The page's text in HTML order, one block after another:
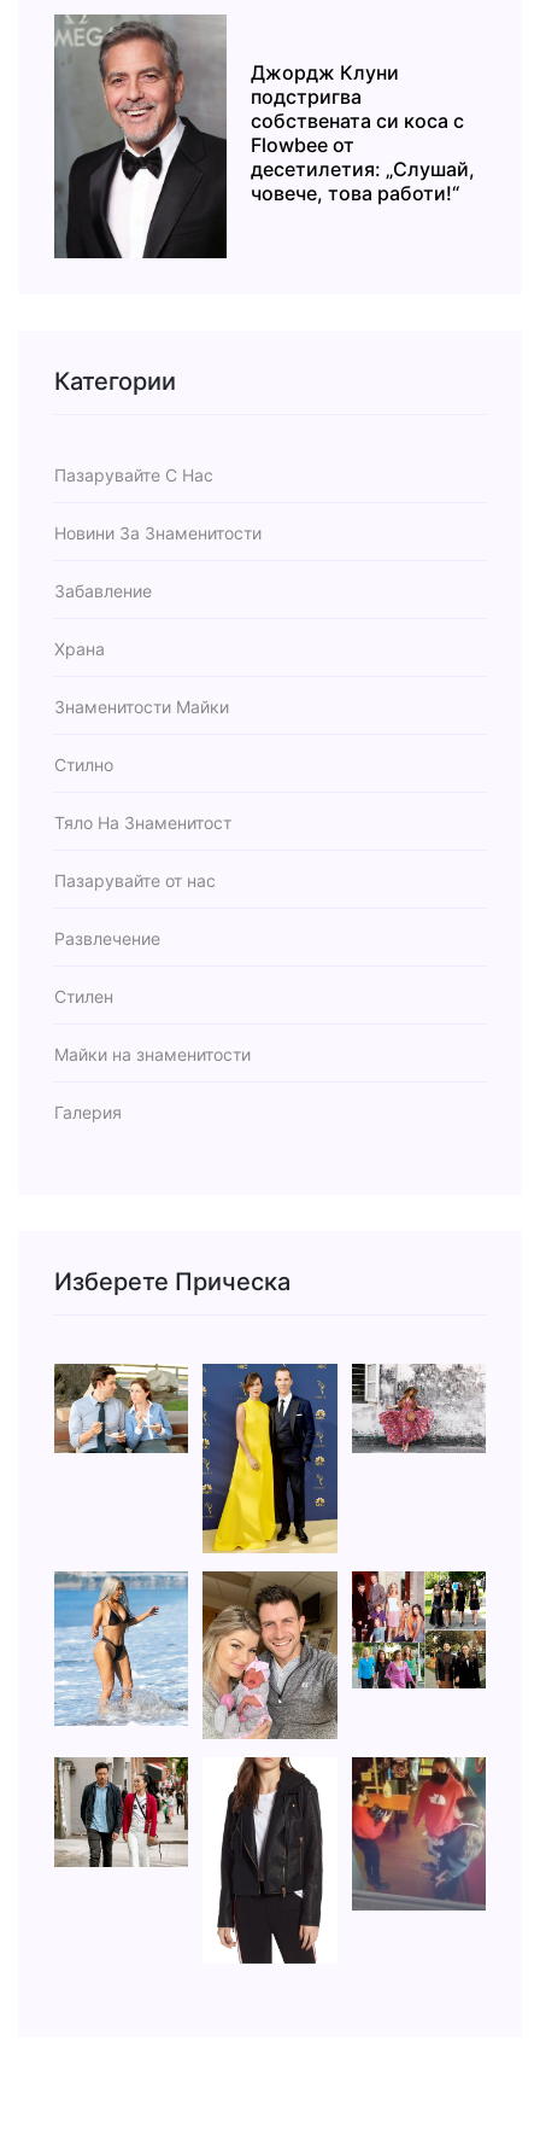
Джордж Клуни
подстригва
собствената си коса с
Flowbee от
десетилетия: „Слушай,
човече, това работи!“
Категории
Пазарувайте С Нас
Новини За Знаменитости
Забавление
Храна
Знаменитости Майки
Стилно
Тяло На Знаменитост
Пазарувайте от нас
Развлечение
Стилен
Майки на знаменитости
Галерия
Изберете Прическа